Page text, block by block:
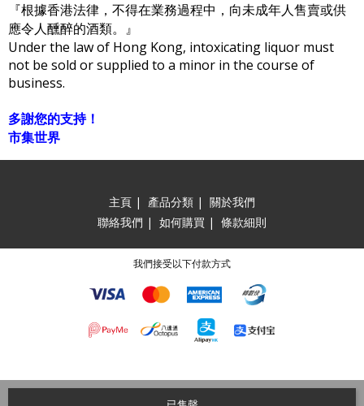
『根據香港法律，不得在業務過程中，向未成年人售賣或供
應令人醺醉的酒類。』
Under the law of Hong Kong, intoxicating liquor must
not be sold or supplied to a minor in the course of
business.
多謝您的支持！
市集世界
主頁 | 產品分類 | 關於我們
聯絡我們 | 如何購買 | 條款細則
我們接受以下付款方式